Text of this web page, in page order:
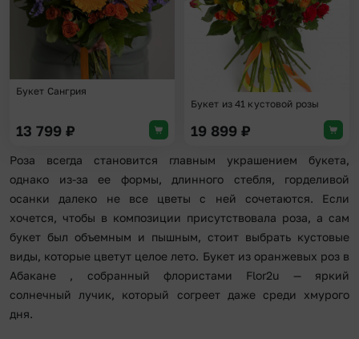
Букет Сангрия
13 799 ₽
Букет из 41 кустовой розы
19 899 ₽
Роза всегда становится главным украшением букета,
однако из-за ее формы, длинного стебля, горделивой
осанки далеко не все цветы с ней сочетаются. Если
хочется, чтобы в композиции присутствовала роза, а сам
букет был объемным и пышным, стоит выбрать кустовые
виды, которые цветут целое лето. Букет из оранжевых роз в
Абакане , собранный флористами Flor2u — яркий
солнечный лучик, который согреет даже среди хмурого
дня.